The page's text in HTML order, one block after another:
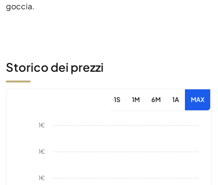
goccia.
Storico dei prezzi
1S 1M 6M 1A MAX
1€
1€
1€